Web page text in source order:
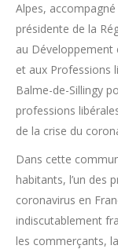
Alpes, accompagné
présidente de la
au Développement
et aux Professions
Balme-de-Sillingy
professions
de la crise du
Dans cette
habitants, l’un des
coronavirus en
indiscutablement
les commerçants,